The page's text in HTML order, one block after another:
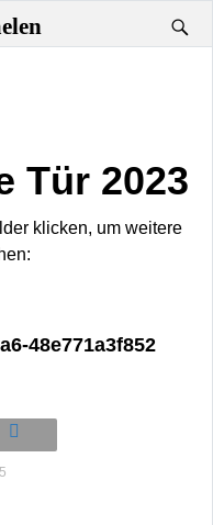
Tür 2023
klicken, um weitere
48e771a3f852